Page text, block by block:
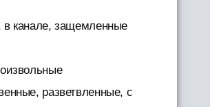
в канале, защемленные
разветвленные, с